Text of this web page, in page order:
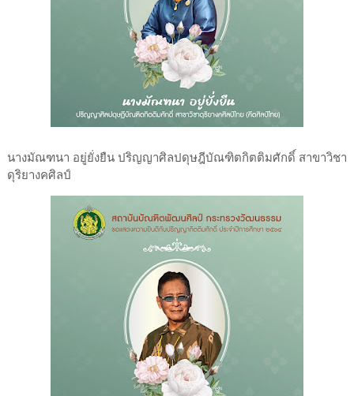
นางมัณฑนา อยู่ยั่งยืน ปริญญาศิลปดุษฎีบัณฑิตกิตติมศักดิ์ สาขาวิชา
ดุริยางคศิลป์